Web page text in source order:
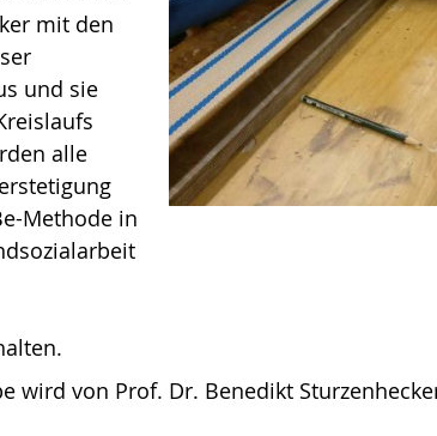
mit den
und sie
alle
Methode in
wird von Prof. Dr. Benedikt